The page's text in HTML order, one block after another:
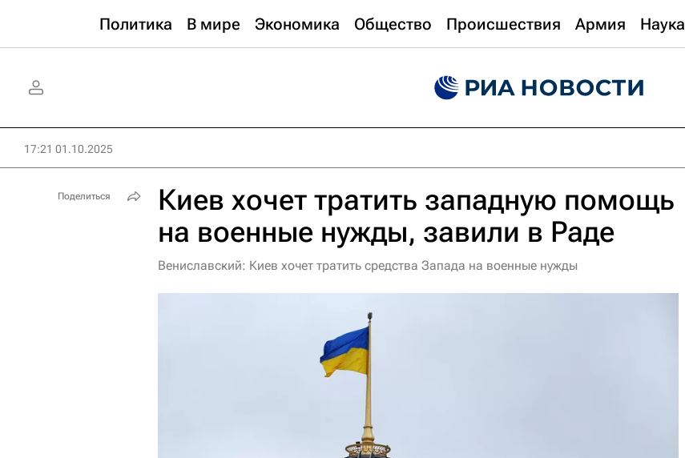
Политика В мире Экономика Общество Происшествия Армия Наука
17:21 01.10.2025
Киев хочет тратить западную помощь
на военные нужды, завили в Раде
Вениславский: Киев хочет тратить средства Запада на военные нужды
Поделиться